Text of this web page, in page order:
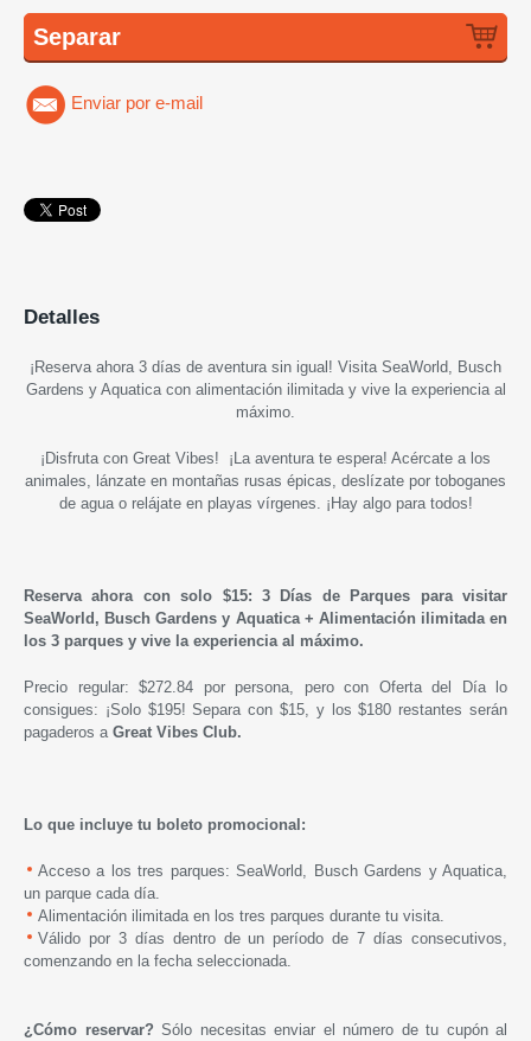
Separar
Enviar por e-mail
Detalles
¡Reserva ahora 3 días de aventura sin igual! Visita SeaWorld, Busch
Gardens y Aquatica con alimentación ilimitada y vive la experiencia al
máximo.
¡Disfruta con Great Vibes! ¡La aventura te espera! Acércate a los
animales, lánzate en montañas rusas épicas, deslízate por toboganes
de agua o relájate en playas vírgenes. ¡Hay algo para todos!
Reserva ahora con solo $15: 3 Días de Parques para visitar
SeaWorld, Busch Gardens y Aquatica + Alimentación ilimitada en
los 3 parques y vive la experiencia al máximo.
Precio regular: $272.84 por persona, pero con Oferta del Día lo
consigues: ¡Solo $195!Separa con $15, y los $180 restantes serán
pagaderos a Great Vibes Club.
Lo que incluye tu boleto promocional:
Acceso a los tres parques: SeaWorld, Busch Gardens y Aquatica,
un parque cada día.
Alimentación ilimitada en los tres parques durante tu visita.
Válido por 3 días dentro de un período de 7 días consecutivos,
comenzando en la fecha seleccionada.
¿Cómo reservar? Sólo necesitas enviar el número de tu cupón al